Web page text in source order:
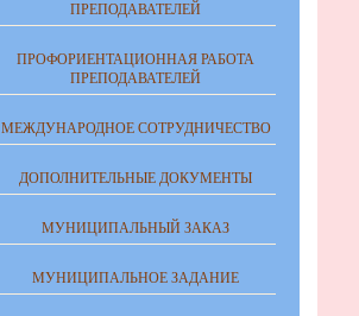
ПРЕПОДАВАТЕЛЕЙ
ПРОФОРИЕНТАЦИОННАЯ РАБОТА
ПРЕПОДАВАТЕЛЕЙ
МЕЖДУНАРОДНОЕ СОТРУДНИЧЕСТВО
ДОПОЛНИТЕЛЬНЫЕ ДОКУМЕНТЫ
МУНИЦИПАЛЬНЫЙ ЗАКАЗ
МУНИЦИПАЛЬНОЕ ЗАДАНИЕ